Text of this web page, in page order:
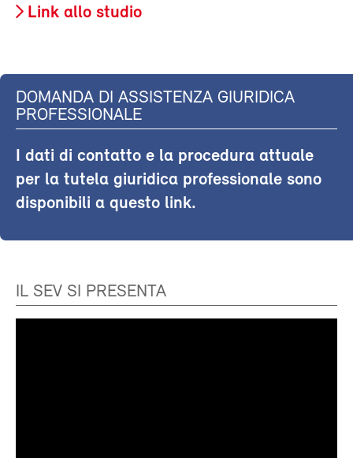
Link allo studio
DOMANDA DI ASSISTENZA GIURIDICA
PROFESSIONALE
I dati di contatto e la procedura attuale
per la tutela giuridica professionale sono
disponibili a questo link.
IL SEV SI PRESENTA